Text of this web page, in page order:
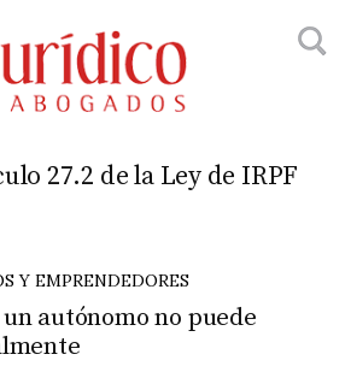
27.2 de la Ley de IRPF
Y EMPRENDEDORES
autónomo no puede